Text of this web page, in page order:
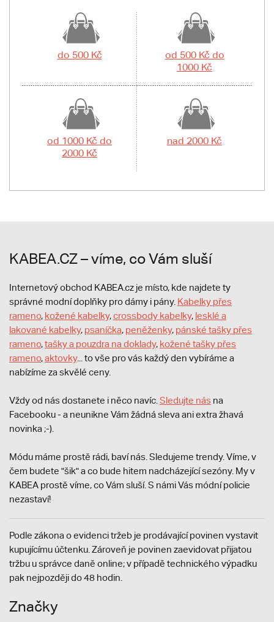
do 500 Kč
od 500 Kč do
1000 Kč
od 1000 Kč do
2000 Kč
nad 2000 Kč
KABEA.CZ – víme, co Vám sluší
Internetový obchod KABEA.cz je místo, kde najdete ty
správné modní doplňky pro dámy i pány. Kabelky přes
rameno, kožené kabelky,crossbody kabelky, lesklé a
lakované kabelky, psaníčka, peněženky, pánské tašky přes
rameno,tašky a pouzdra na doklady, kožené tašky přes
rameno,aktovky... to vše pro vás každý den vybíráme a
nabízíme za skvělé ceny.
Vždy od nás dostanete i něco navíc. Sledujte nás na
Facebooku - a neunikne Vám žádná sleva ani extra žhavá
novinka ;-).
Módu máme prostě rádi, baví nás. Sledujeme trendy. Víme, v
čem budete "šik" a co bude hitem nadcházející sezóny. My v
KABEA prostě víme, co Vám sluší. S námi Vás módní policie
nezastaví!
Podle zákona o evidenci tržeb je prodávající povinen vystavit
kupujícímu účtenku. Zároveň je povinen zaevidovat přijatou
tržbu u správce daně online; v případě technického výpadku
pak nejpozději do 48 hodin.
Značky